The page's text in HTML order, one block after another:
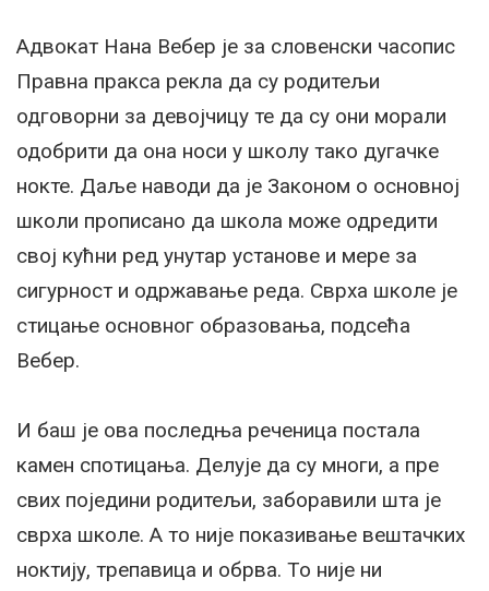
Адвокат Нана Вебер је за словенски часопис
Правна пракса рекла да су родитељи
одговорни за девојчицу те да су они морали
одобрити да она носи у школу тако дугачке
нокте. Даље наводи да је Законом о основној
школи прописано да школа може одредити
свој кућни ред унутар установе и мере за
сигурност и одржавање реда. Сврха школе је
стицање основног образовања, подсећа
Вебер.
И баш је ова последња реченица постала
камен спотицања. Делује да су многи, а пре
свих поједини родитељи, заборавили шта је
сврха школе. А то није показивање вештачких
ноктију, трепавица и обрва. То није ни